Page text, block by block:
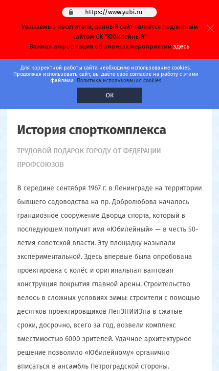
Для корректной работы сайта необходимо использование cookies.
Продолжая использовать сайт, вы даёте своё согласие на работу с этими
файлами. Политика использования cookies
ОК
https://www.yubi.ru
Уважаемые посетители, данный сайт является подлинным
сайтом СК "Юбилейный"
Важная информация об анонсах мероприятий здесь
Главная
История спорткомплекса
ТРУДОВОЙ ПОДАРОК ГОРОДУ ОТ ФЕДЕРАЦИИ
ПРОФСОЮЗОВ
В середине сентября 1967 г. в Ленинграде на территории
бывшего садоводства на пр. Добролюбова началось
грандиозное сооружение Дворца спорта, который в
последующем получит имя «Юбилейный» — в честь 50-
летия советской власти. Эту площадку называли
экспериментальной. Здесь впервые была опробована
проектировка с колёс и оригинальная вантовая
конструкция покрытия главной арены. Строительство
велось в сложных условиях зимы: строители с помощью
десятков проектировщиков ЛенЗНИИЭпа в сжатые
сроки, досрочно, всего за год, возвели комплекс
вместимостью 6000 зрителей. Удачное архитектурное
решение позволило «Юбилейному» органично
вписаться в ансамбль Петроградской стороны.